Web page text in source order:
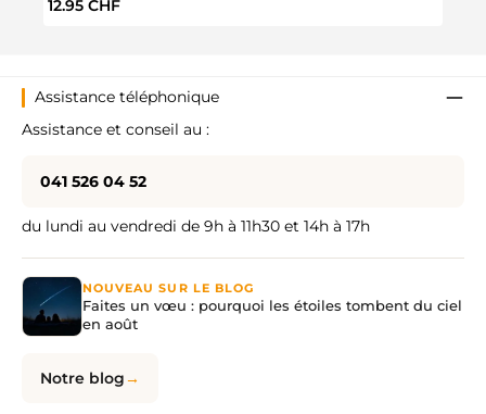
Prix régulier :
12.95 CHF
Assistance téléphonique
Assistance et conseil au :
041 526 04 52
du lundi au vendredi de 9h à 11h30 et 14h à 17h
NOUVEAU SUR LE BLOG
Faites un vœu : pourquoi les étoiles tombent du ciel
en août
Notre blog